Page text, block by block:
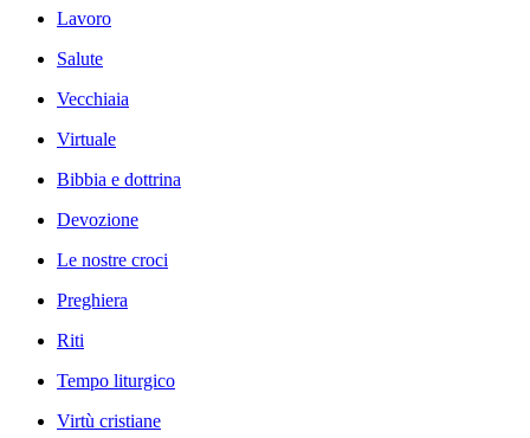
Lavoro
Salute
Vecchiaia
Virtuale
Bibbia e dottrina
Devozione
Le nostre croci
Preghiera
Riti
Tempo liturgico
Virtù cristiane